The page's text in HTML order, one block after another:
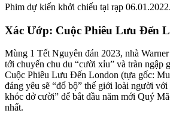
Phim dự kiến khởi chiếu tại rạp 06.01.2022.
Xác Ướp: Cuộc Phiêu Lưu Đến
Mùng 1 Tết Nguyên đán 2023, nhà
tới chuyến chu du “cười xỉu” và tràn ngập
Cuộc Phiêu Lưu Đến London (tựa gốc:
đáng yêu sẽ “đổ bộ” thế giới loài người
khóc dở cười” để bắt đầu năm mới Quý
nhất.